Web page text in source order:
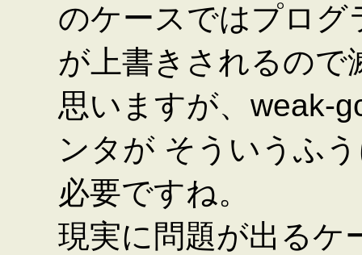
のケースではプログ
が上書きされるので
思いますが、weak-
ンタが そういうふ
必要ですね。
現実に問題が出るケ